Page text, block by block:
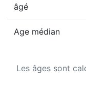
Les âges sont
âgé
Age médian